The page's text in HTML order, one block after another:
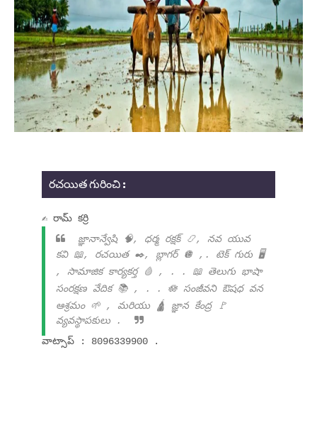
రచయిత గురించి :
✍ రామ్ కర్రి
జ్ఞానాన్వేషి 🧠, ధర్మ రక్షక్ 📿, నవ యువ
కవి 📖, రచయిత ✒️, బ్లాగర్ 🪩 ,. టెక్ గురు 🖥️
, సామాజిక కార్యకర్త 🩸 , . . 📖 తెలుగు భాషా
సంరక్షణ వేదిక 📚 , . . 🪷 సంజీవని ఔషధ వన
ఆశ్రమం 🌱 , మరియు 🛕 జ్ఞాన కేంద్ర 🚩
వ్యవస్థాపకులు .
వాట్సాప్ : 8096339900 .